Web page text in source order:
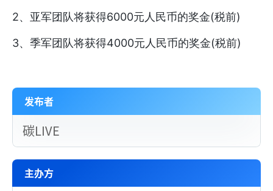
2、亚军团队将获得6000元人民币的奖金(税前)
3、季军团队将获得4000元人民币的奖金(税前)
发布者
碳LIVE
主办方